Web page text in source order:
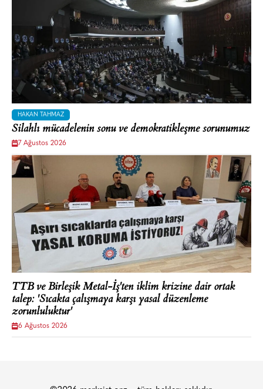
HAKAN TAHMAZ
Silahlı mücadelenin sonu ve demokratikleşme sorunumuz
7 Ağustos 2026
TTB ve Birleşik Metal-İş'ten iklim krizine dair ortak
talep: 'Sıcakta çalışmaya karşı yasal düzenleme
zorunluluktur'
6 Ağustos 2026